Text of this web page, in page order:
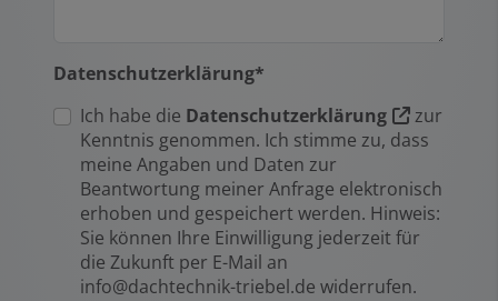
Datenschutzerklärung*
Ich habe die Datenschutzerklärung
zur
Kenntnis genommen. Ich stimme zu, dass
meine Angaben und Daten zur
Beantwortung meiner Anfrage elektronisch
erhoben und gespeichert werden. Hinweis:
Sie können Ihre Einwilligung jederzeit für
die Zukunft per E-Mail an
info@dachtechnik-triebel.de widerrufen.